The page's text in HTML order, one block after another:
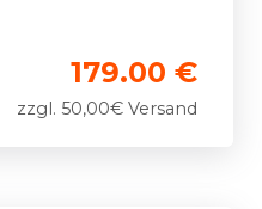
179.00 €
zzgl. 50,00€ Versand